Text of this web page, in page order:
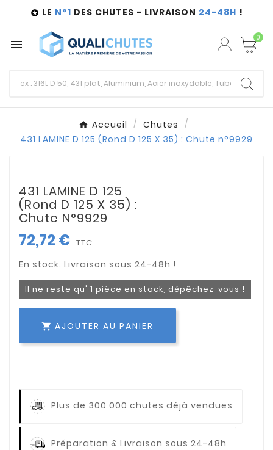
 LE N°1 DES CHUTES - LIVRAISON 24-48H !
 0
Accueil
Chutes
431 LAMINE D 125 (Rond D 125 X 35) : Chute n°9929
431 LAMINE D 125
(Rond D 125 X 35) :
Chute N°9929
72,72 € TTC
Il ne reste qu' 1 pièce en stock, dépêchez-vous !
 AJOUTER AU PANIER
Plus de 300 000 chutes déjà vendues
Préparation & Livraison sous 24-48h